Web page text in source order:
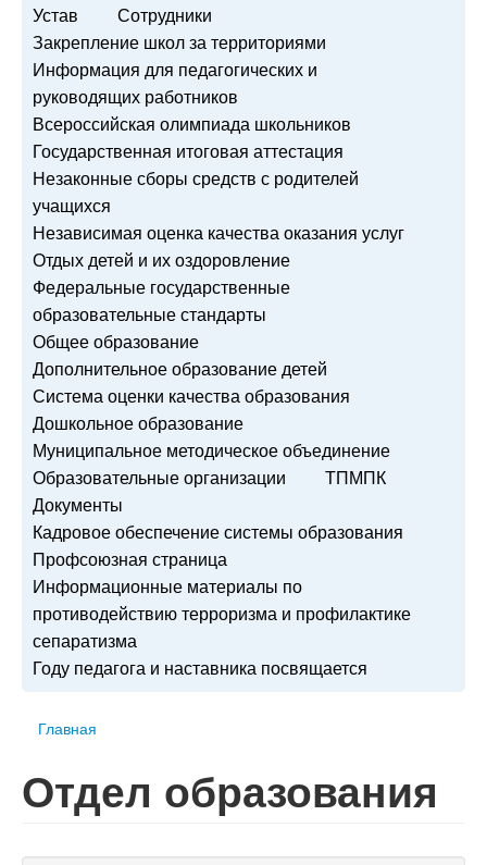
Устав
Сотрудники
Закрепление школ за территориями
Информация для педагогических и
руководящих работников
Всероссийская олимпиада школьников
Государственная итоговая аттестация
Незаконные сборы средств с родителей
учащихся
Независимая оценка качества оказания услуг
Отдых детей и их оздоровление
Федеральные государственные
образовательные стандарты
Общее образование
Дополнительное образование детей
Система оценки качества образования
Дошкольное образование
Муниципальное методическое объединение
Образовательные организации
ТПМПК
Документы
Кадровое обеспечение системы образования
Профсоюзная страница
Информационные материалы по
противодействию терроризма и профилактике
сепаратизма
Году педагога и наставника посвящается
Главная
Отдел образования